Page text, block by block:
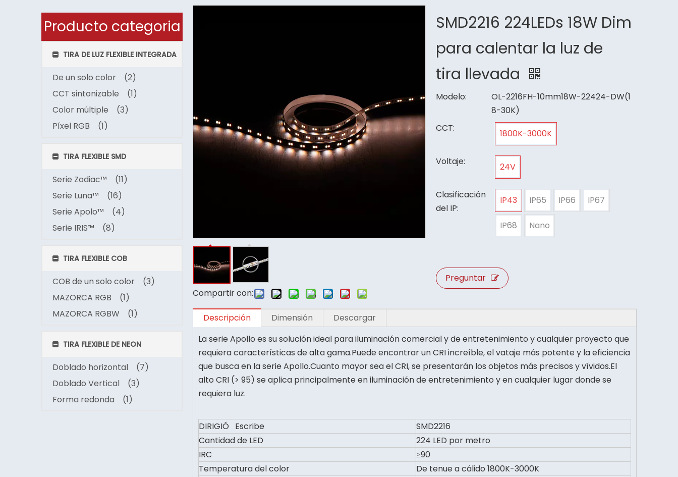
Producto categoria
TIRA DE LUZ FLEXIBLE INTEGRADA
De un solo color
(2)
CCT sintonizable
(1)
Color múltiple
(3)
Píxel RGB
(1)
TIRA FLEXIBLE SMD
Serie Zodiac™
(11)
Serie Luna™
(16)
Serie Apolo™
(4)
Serie IRIS™
(8)
TIRA FLEXIBLE COB
COB de un solo color
(3)
MAZORCA RGB
(1)
MAZORCA RGBW
(1)
TIRA FLEXIBLE DE NEON
Doblado horizontal
(7)
Doblado Vertical
(3)
Forma redonda
(1)
Compartir con:
SMD2216 224LEDs 18W Dim
para calentar la luz de
tira llevada
Modelo:
OL-2216FH-10mm18W-22424-DW(1
8-30K)
CCT:
1800K-3000K
Voltaje: 24V
Clasificación
del IP:
IP43 IP65 IP66 IP67
IP68 Nano
Preguntar
Descripción Dimensión
Descargar
La serie Apollo es su solución ideal para iluminación comercial y de entretenimiento y cualquier proyecto que
requiera características de alta gama.Puede encontrar un CRI increíble, el vataje más potente y la eficiencia
que busca en la serie Apollo.Cuanto mayor sea el CRI, se presentarán los objetos más precisos y vívidos.El
alto CRI (> 95) se aplica principalmente en iluminación de entretenimiento y en cualquier lugar donde se
requiera luz.
DIRIGIÓ Escribe
SMD2216
Cantidad de LED
224 LED por metro
IRC
≥90
Temperatura del color
De tenue a cálido 1800K-3000K